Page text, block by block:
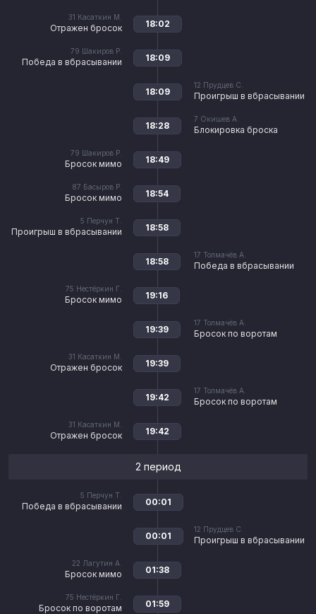
31 Касаткин М.
Отражен бросок 18:02
79 Шакиров Р.
Победа в вбрасывании 18:09
12 Прудцев С.
Проигрыш в вбрасывании
18:09
7 Окишев А.
Блокировка броска
18:28
79 Шакиров Р.
Бросок мимо 18:49
87 Басыров Р.
Бросок мимо 18:54
5 Перчун Т.
Проигрыш в вбрасывании 18:58
17 Толмачёв А.
Победа в вбрасывании
18:58
75 Нестёркин Г.
Бросок мимо 19:16
17 Толмачёв А.
Бросок по воротам
19:39
31 Касаткин М.
Отражен бросок 19:39
17 Толмачёв А.
Бросок по воротам
19:42
31 Касаткин М.
Отражен бросок 19:42
2 период
5 Перчун Т.
Победа в вбрасывании 00:01
12 Прудцев С.
Проигрыш в вбрасывании
00:01
22 Лагутин А.
Бросок мимо 01:38
75 Нестёркин Г.
Бросок по воротам 01:59